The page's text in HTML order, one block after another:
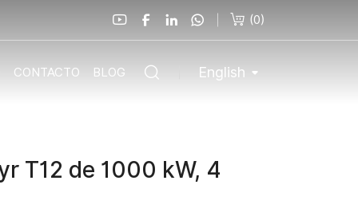
(0)
English
CONTACTO BLOG
T12 de 1000 kW, 4